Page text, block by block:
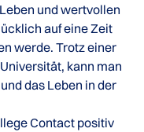
und wertvollen
auf eine Zeit
werde. Trotz einer
kann man
das Leben in der
Contact positiv